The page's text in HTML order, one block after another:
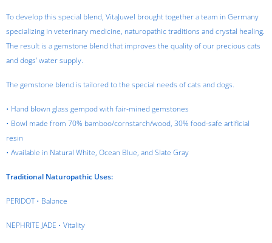
To develop this special blend, VitaJuwel brought together a team in Germany
specializing in veterinary medicine, naturopathic traditions and crystal healing.
The result is a gemstone blend that improves the quality of our precious cats
and dogs' water supply.
The gemstone blend is tailored to the special needs of cats and dogs.
• Hand blown glass gempod with fair-mined gemstones
• Bowl made from 70% bamboo/cornstarch/wood, 30% food-safe artificial
resin
• Available in Natural White, Ocean Blue, and Slate Gray
Traditional Naturopathic Uses:
PERIDOT • Balance
NEPHRITE JADE • Vitality